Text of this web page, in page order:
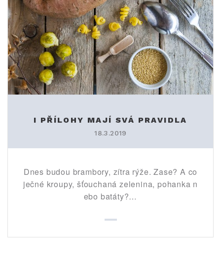
I PŘÍLOHY MAJÍ SVÁ PRAVIDLA
18.3.2019
Dnes budou brambory, zítra rýže. Zase? A co
ječné kroupy, šťouchaná zelenina, pohanka n
ebo batáty?…